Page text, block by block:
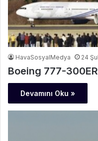
HavaSosyalMedya 24
Boeing 777-
Devamını Oku »